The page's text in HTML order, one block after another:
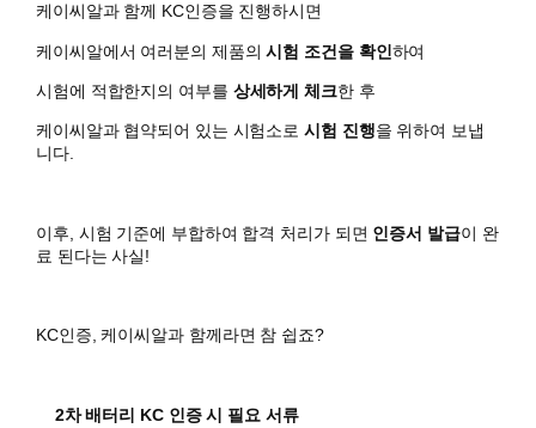
케이씨알과 함께 KC인증을 진행하시면
​케이씨알에서 여러분의 제품의시험 조건을 확인 하여
시험에 적합한지의 여부를 상세하게 체크한 후
케이씨알과 협약되어 있는 시험소로시험 진행을 위하여 보냅
니다.
이후, 시험 기준에 부합하여 합격 처리가 되면 인증서 발급이 완
료 된다는 사실!
KC인증, 케이씨알과 함께라면 참 쉽죠?
2차 배터리 KC 인증 시 필요 서류